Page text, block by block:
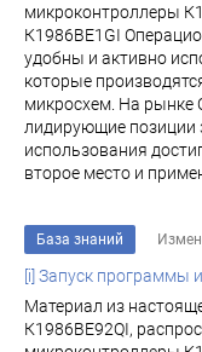
микроконтроллеры
К1986ВЕ1GI
удобны и активно
которые
микросхем. На рынке
лидирующие позиции
использования
второе место и
База знаний
[i] Запуск программы
Материал из
К1986ВЕ92QI,